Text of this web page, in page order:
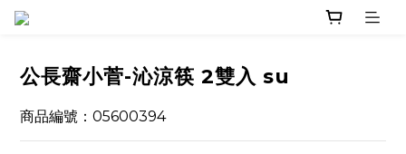
公長齋小菅-沁涼筷 2雙入 su
商品編號：05600394